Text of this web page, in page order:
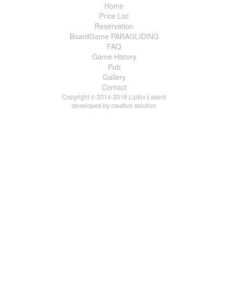
Home
Price List
Reservation
BoardGame PARAGLIDING
FAQ
Game History
Pub
Gallery
Contact
Copyright © 2014-2018 Liptov Lasers
developed bycreative solution